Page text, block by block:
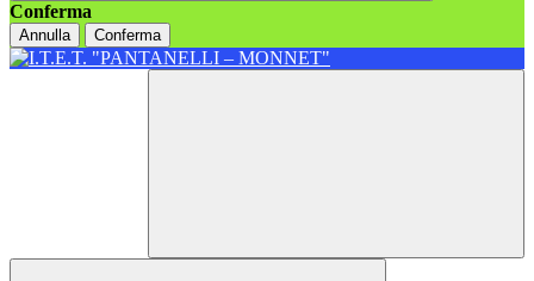
Conferma
Annulla Conferma